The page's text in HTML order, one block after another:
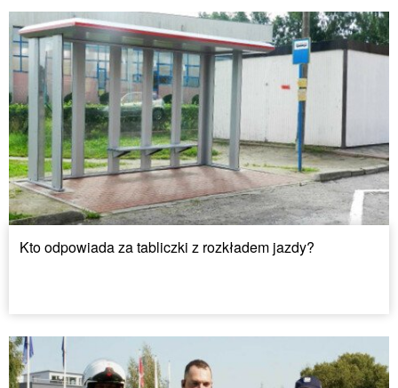
Kto odpowiada za tabliczki z rozkładem jazdy?